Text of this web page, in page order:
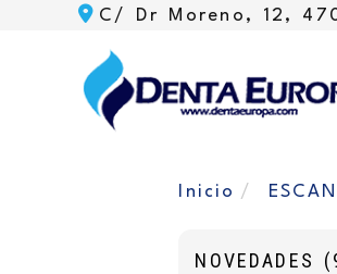
C/ Dr Moreno, 12,
Inicio
NOVEDADES